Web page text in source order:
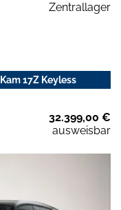
Zentrallager
17Z Keyless
32.399,00 €
ausweisbar